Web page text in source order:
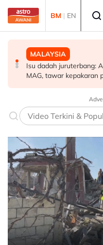
Skip to main content
BM | EN
MALAYSIA
Isu dadah juruterbang:
MAG, tawar kepakaran
MALAYSIA
JSJ gempur kegiatan
dicekup
MALAYSIA
Kes penagihan dadah
AADK
Video Terkini &